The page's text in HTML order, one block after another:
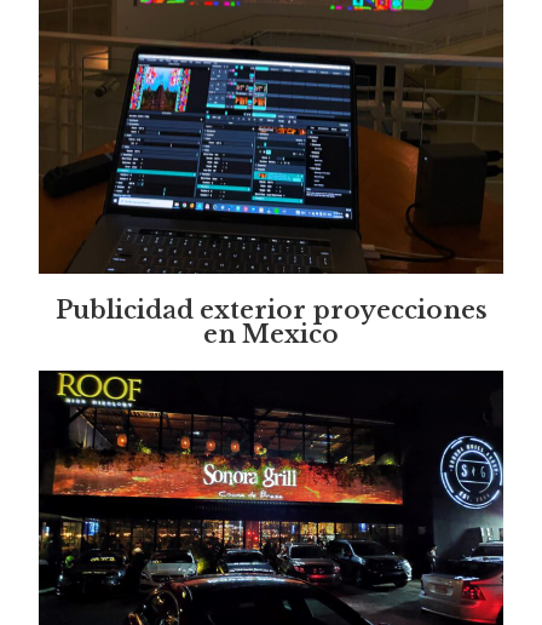
Publicidad exterior proyecciones
en Mexico